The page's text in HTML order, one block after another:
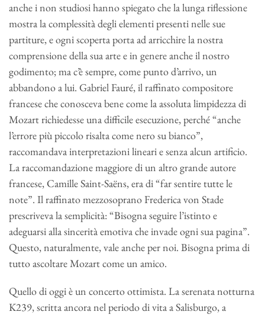
anche i non studiosi hanno spiegato che la lunga riflessione
mostra la complessità degli elementi presenti nelle sue
partiture, e ogni scoperta porta ad arricchire la nostra
comprensione della sua arte e in genere anche il nostro
godimento; ma c’è sempre, come punto d’arrivo, un
abbandono a lui. Gabriel Fauré, il raffinato compositore
francese che conosceva bene come la assoluta limpidezza di
Mozart richiedesse una difficile esecuzione, perché “anche
l’errore più piccolo risalta come nero su bianco”,
raccomandava interpretazioni lineari e senza alcun artificio.
La raccomandazione maggiore di un altro grande autore
francese, Camille Saint-Saëns, era di “far sentire tutte le
note”. Il raffinato mezzosoprano Frederica von Stade
prescriveva la semplicità: “Bisogna seguire l’istinto e
adeguarsi alla sincerità emotiva che invade ogni sua pagina”.
Questo, naturalmente, vale anche per noi. Bisogna prima di
tutto ascoltare Mozart come un amico.
Quello di oggi è un concerto ottimista. La serenata notturna
K239, scritta ancora nel periodo di vita a Salisburgo, a